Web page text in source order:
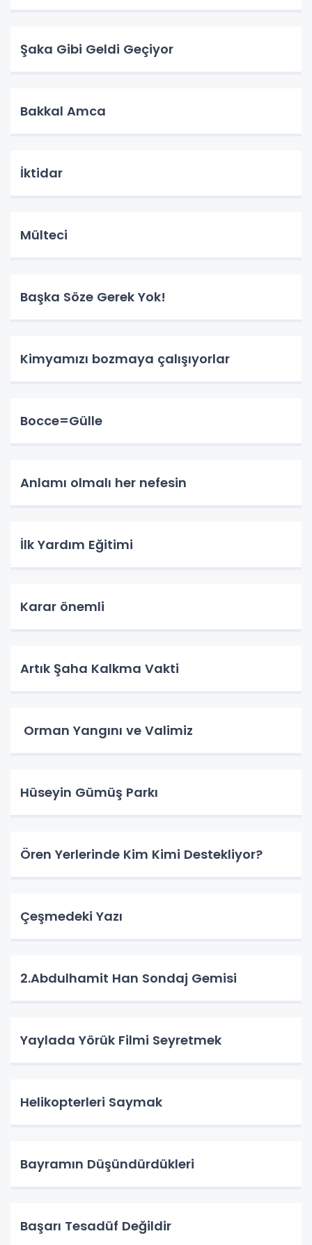
Şaka Gibi Geldi Geçiyor
Bakkal Amca
İktidar
Mülteci
Başka Söze Gerek Yok!
Kimyamızı bozmaya çalışıyorlar
Bocce=Gülle
Anlamı olmalı her nefesin
İlk Yardım Eğitimi
Karar önemli
Artık Şaha Kalkma Vakti
Orman Yangını ve Valimiz
Hüseyin Gümüş Parkı
Ören Yerlerinde Kim Kimi Destekliyor?
Çeşmedeki Yazı
2.Abdulhamit Han Sondaj Gemisi
Yaylada Yörük Filmi Seyretmek
Helikopterleri Saymak
Bayramın Düşündürdükleri
Başarı Tesadüf Değildir